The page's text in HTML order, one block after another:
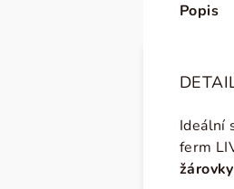
Popis
Ideální
ferm
žárovky